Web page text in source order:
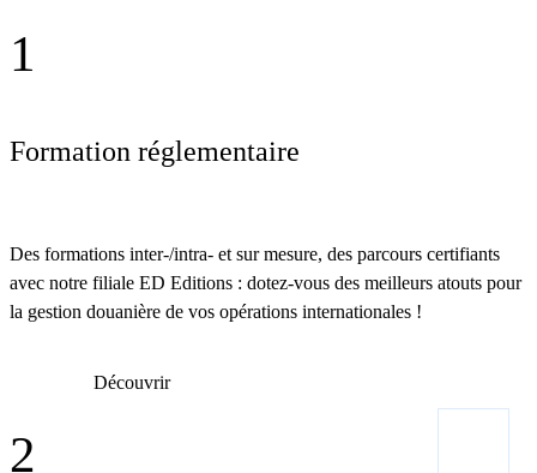
1
Formation réglementaire
Des formations inter-/intra- et sur mesure, des parcours certifiants
avec notre filiale ED Editions : dotez-vous des meilleurs atouts pour
la gestion douanière de vos opérations internationales !
Découvrir
2